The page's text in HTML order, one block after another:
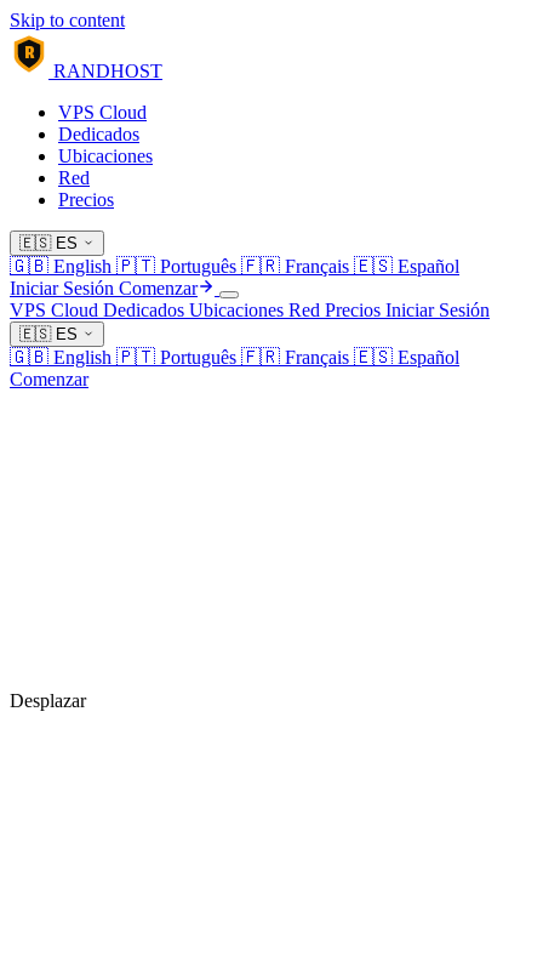
Skip to content
R
RANDHOST
VPS Cloud
Dedicados
Ubicaciones
Red
Precios
🇪🇸 ES
🇬🇧 English 🇵🇹 Português 🇫🇷 Français 🇪🇸 Español
Iniciar Sesión Comenzar
VPS Cloud Dedicados Ubicaciones Red Precios Iniciar Sesión
🇪🇸 ES
🇬🇧 English 🇵🇹 Português 🇫🇷 Français 🇪🇸 Español
Comenzar
Desplazar